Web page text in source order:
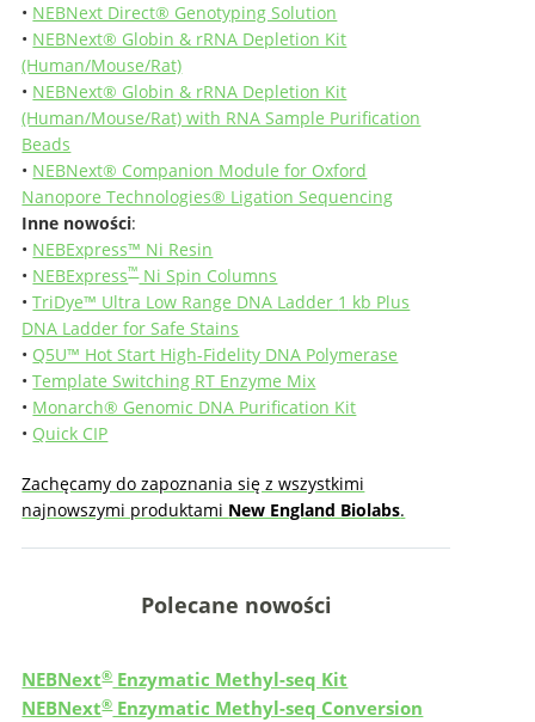
• NEBNext Direct® Genotyping Solution
• NEBNext® Globin & rRNA Depletion Kit
(Human/Mouse/Rat)
• NEBNext® Globin & rRNA Depletion Kit
(Human/Mouse/Rat) with RNA Sample Purification
Beads
• NEBNext® Companion Module for Oxford
Nanopore Technologies® Ligation Sequencing
Inne nowości:
• NEBExpress™ Ni Resin
• NEBExpress™Ni Spin Columns
•TriDye™ Ultra Low Range DNA Ladder 1 kb Plus
DNA Ladder for Safe Stains
• Q5U™ Hot Start High-Fidelity DNA Polymerase
•Template Switching RT Enzyme Mix
• Monarch® Genomic DNA Purification Kit
• Quick CIP
Zachęcamy do zapoznania się z wszystkimi
najnowszymi produktami New England Biolabs.
Polecane nowości
NEBNext®Enzymatic Methyl-seq Kit
NEBNext®Enzymatic Methyl-seq Conversion